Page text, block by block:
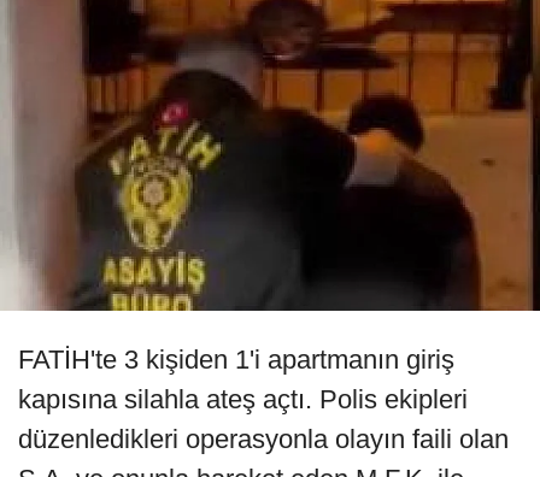
FATİH'te 3 kişiden 1'i apartmanın giriş
kapısına silahla ateş açtı. Polis ekipleri
düzenledikleri operasyonla olayın faili olan